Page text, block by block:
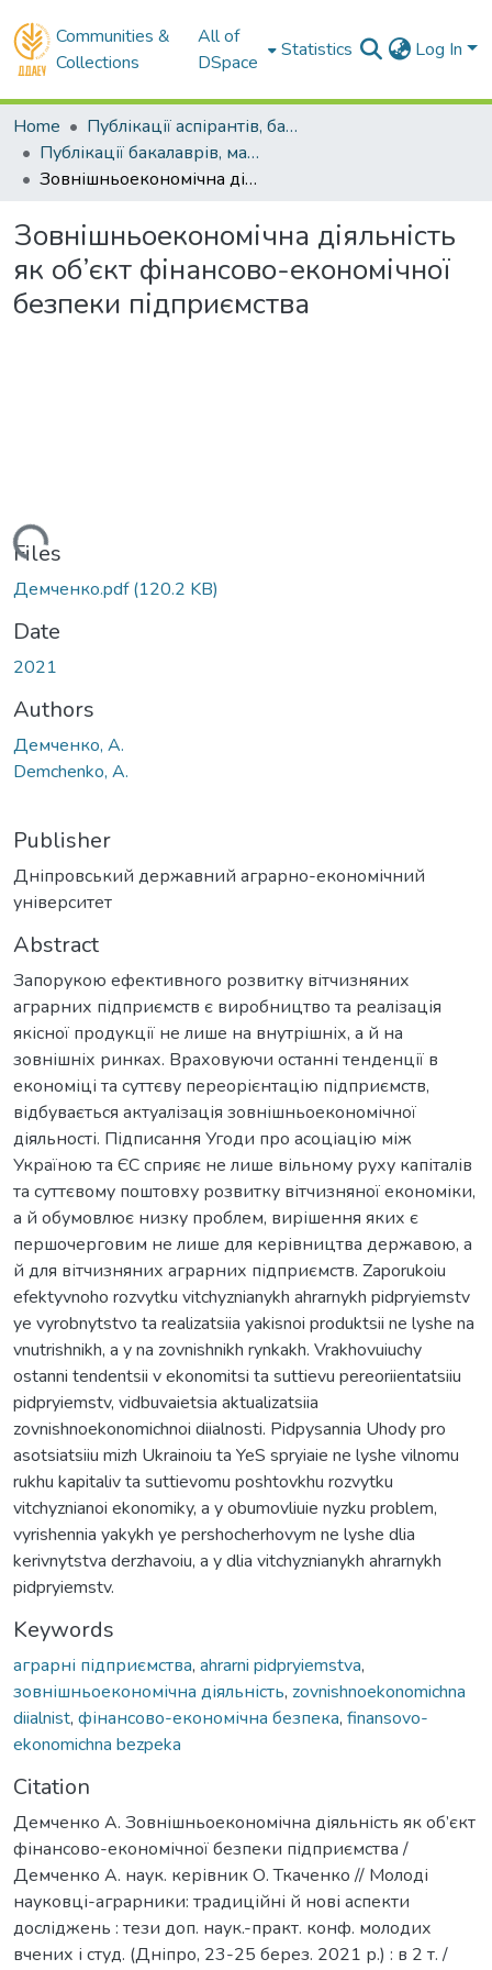
Communities &
Collections
All of
DSpace
Statistics Log In
Home
Публікації аспірантів, бакалаврів, магістрів
Публікації бакалаврів, магістрів
Зовнішньоекономічна діяльність як об’єкт фінансово-економічної безпеки підприємства
Зовнішньоекономічна діяльність
як об’єкт фінансово-економічної
безпеки підприємства
Files
Демченко.pdf(120.2 KB)
Date
2021
Authors
Демченко, А.
Demchenko, A.
Publisher
Дніпровський державний аграрно-економічний
університет
Abstract
Запорукою ефективного розвитку вітчизняних
аграрних підприємств є виробництво та реалізація
якісної продукції не лише на внутрішніх, а й на
зовнішніх ринках. Враховуючи останні тенденції в
економіці та суттєву переорієнтацію підприємств,
відбувається актуалізація зовнішньоекономічної
діяльності. Підписання Угоди про асоціацію між
Україною та ЄС сприяє не лише вільному руху капіталів
та суттєвому поштовху розвитку вітчизняної економіки,
а й обумовлює низку проблем, вирішення яких є
першочерговим не лише для керівництва державою, а
й для вітчизняних аграрних підприємств. Zaporukoiu
efektyvnoho rozvytku vitchyznianykh ahrarnykh pidpryiemstv
ye vyrobnytstvo ta realizatsiia yakisnoi produktsii ne lyshe na
vnutrishnikh, a y na zovnishnikh rynkakh. Vrakhovuiuchy
ostanni tendentsii v ekonomitsi ta suttievu pereoriientatsiiu
pidpryiemstv, vidbuvaietsia aktualizatsiia
zovnishnoekonomichnoi diialnosti. Pidpysannia Uhody pro
asotsiatsiiu mizh Ukrainoiu ta YeS spryiaie ne lyshe vilnomu
rukhu kapitaliv ta suttievomu poshtovkhu rozvytku
vitchyznianoi ekonomiky, a y obumovliuie nyzku problem,
vyrishennia yakykh ye pershocherhovym ne lyshe dlia
kerivnytstva derzhavoiu, a y dlia vitchyznianykh ahrarnykh
pidpryiemstv.
Keywords
аграрні підприємства, ahrarni pidpryiemstva,
зовнішньоекономічна діяльність, zovnishnoekonomichna
diialnist, фінансово-економічна безпека, finansovo-
ekonomichna bezpeka
Citation
Демченко А. Зовнішньоекономічна діяльність як об’єкт
фінансово-економічної безпеки підприємства /
Демченко А. наук. керівник О. Ткаченко // Молоді
науковці-аграрники: традиційні й нові аспекти
досліджень : тези доп. наук.-практ. конф. молодих
вчених і студ. (Дніпро, 23-25 берез. 2021 р.) : в 2 т. /